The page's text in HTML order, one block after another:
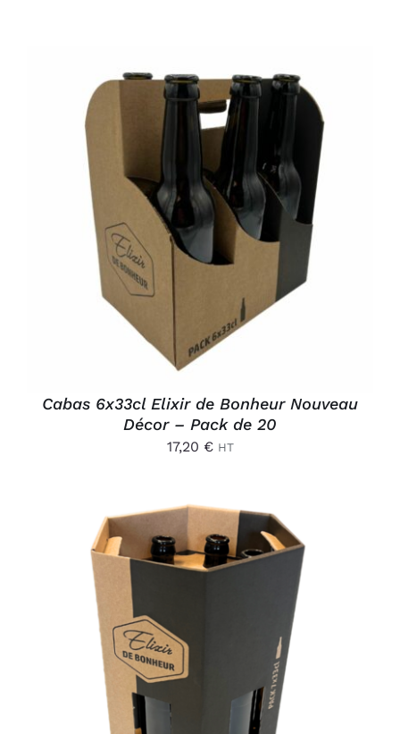
AJOUTER AU PANIER
DÉTAILS
Cabas 6x33cl Elixir de Bonheur Nouveau
Décor – Pack de 20
17,20 € HT
AJOUTER AU PANIER
DÉTAILS